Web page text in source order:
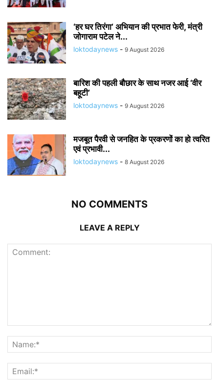
‘हर घर तिरंगा’ अभियान की प्रभात फेरी, मंत्री
जोगाराम पटेल ने...
loktodaynews - 9 August 2026
बारिश की पहली बौछार के साथ नजर आई ‘वीर
बहूटी’
loktodaynews - 9 August 2026
मजबूत पैरवी से जनहित के प्रकरणों का हो त्वरित
एवं प्रभावी...
loktodaynews - 8 August 2026
NO COMMENTS
LEAVE A REPLY